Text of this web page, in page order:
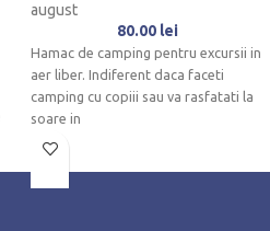
august
80.00 lei
Hamac de camping pentru excursii in
aer liber. Indiferent daca faceti
camping cu copiii sau va rasfatati la
soare in